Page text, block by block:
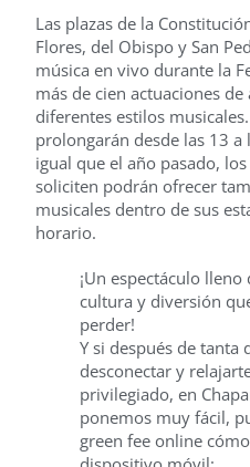
Las plazas de la
Flores, del Obispo y San
música en vivo durante la
más de cien actuaciones
diferentes estilos
prolongarán desde las 13 a
igual que el año pasado,
soliciten podrán ofrecer
musicales dentro de sus
horario.
¡Un espectáculo
cultura y diversión
perder!
Y si después de tanta
desconectar y
privilegiado, en
ponemos muy fácil,
green fee online